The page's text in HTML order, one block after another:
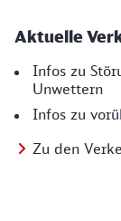
Aktuelle
Infos zu
Unwettern
Infos zu
Zu den